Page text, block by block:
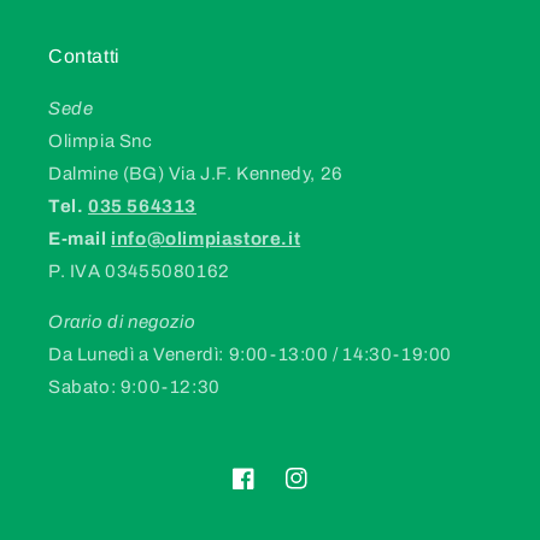
Contatti
Sede
Olimpia Snc
Dalmine (BG) Via J.F. Kennedy, 26
Tel. 035 564313
E-mail info@olimpiastore.it
P. IVA 03455080162
Orario di negozio
Da Lunedì a Venerdì: 9:00-13:00 / 14:30-19:00
Sabato: 9:00-12:30
FacebookInstagram